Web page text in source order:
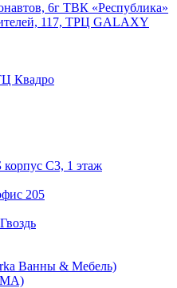
6г ТВК «Республика»
117, ТРЦ GALAXY
Квадро
С3, 1 этаж
205
Ванны & Мебель)